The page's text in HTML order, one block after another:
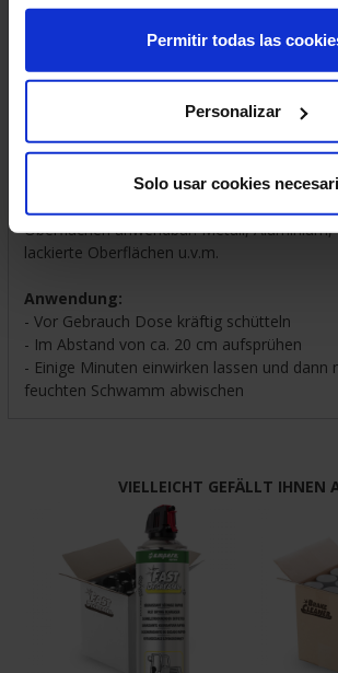
Permitir todas las
Personalizar
Solo usar cookies
können hartnäckige Flecken wie Fett, Öl,
Teer, schwarze Flecken auf Felgen,
Sein angenehmer Duft hinterlässt einen
auf den behandelten Oberflächen.
Dank seiner Schaumtextur ist er kraftvoll,
in der Anwendung.
Oberflächen anwendbar: Metall, Aluminium,
lackierte Oberflächen u.v.m.
Anwendung:
- Vor Gebrauch Dose kräftig schütteln
- Im Abstand von ca. 20 cm aufsprühen
- Einige Minuten einwirken lassen und dann
feuchten Schwamm abwischen
VIELLEICHT GEFÄLLT IHNEN